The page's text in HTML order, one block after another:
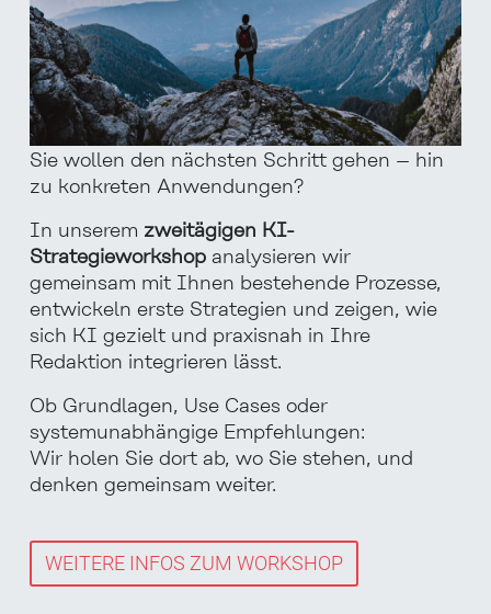
Sie wollen den nächsten Schritt gehen – hin
zu konkreten Anwendungen?
In unserem zweitägigen KI-
Strategieworkshop analysieren wir
gemeinsam mit Ihnen bestehende Prozesse,
entwickeln erste Strategien und zeigen, wie
sich KI gezielt und praxisnah in Ihre
Redaktion integrieren lässt.
Ob Grundlagen, Use Cases oder
systemunabhängige Empfehlungen:
Wir holen Sie dort ab, wo Sie stehen, und
denken gemeinsam weiter.
WEITERE INFOS ZUM WORKSHOP